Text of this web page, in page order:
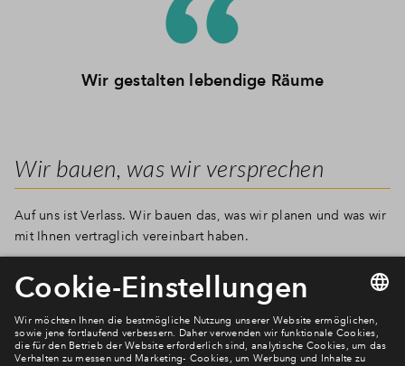
Wir gestalten lebendige Räume
Wir bauen, was wir versprechen
Auf uns ist Verlass. Wir bauen das, was wir planen und was wir
mit Ihnen vertraglich vereinbart haben.
Newsletter Anmeldung
Verpassen Sie zu diesem Wohnprojekt keine Neuigkeiten